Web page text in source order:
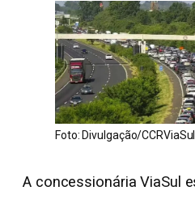
Foto: Divulgação/CCRViaSul
A concessionária ViaSul